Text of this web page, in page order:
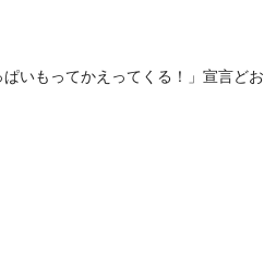
いもってかえってくる！」宣言どお